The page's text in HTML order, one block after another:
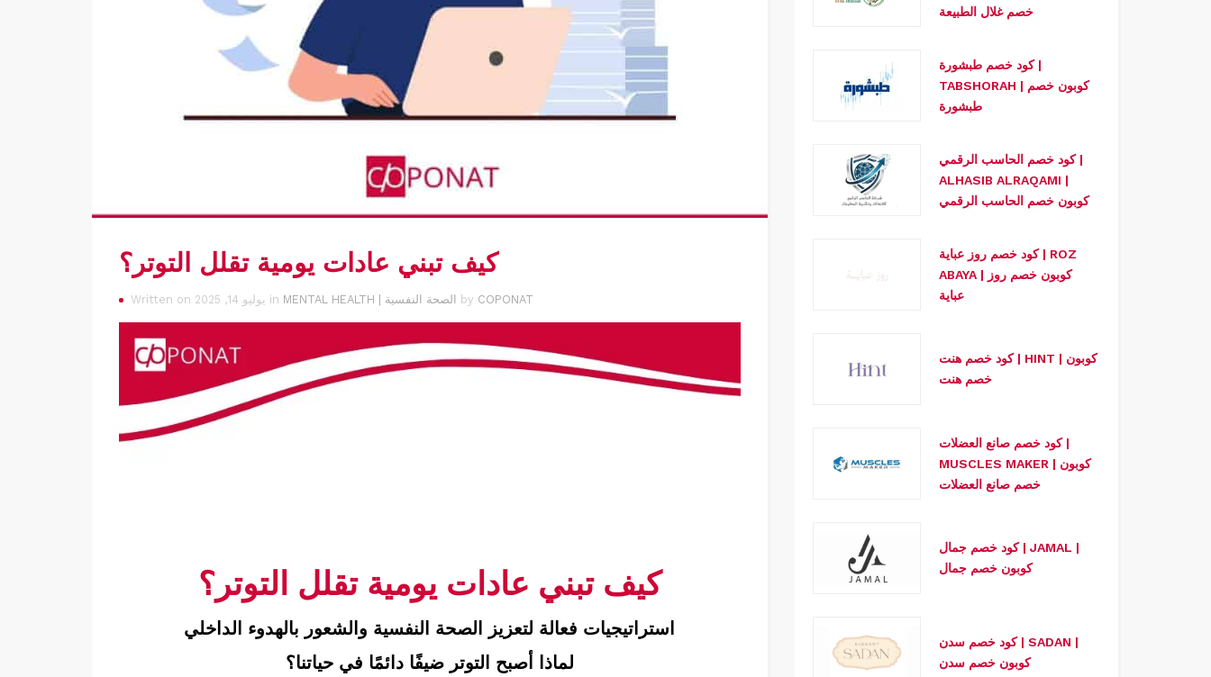
كيف تبني عادات يومية تقلل التوتر؟
Written on يوليو 14, 2025 in MENTAL HEALTH | الصحة النفسية by COPONAT
كيف تبني عادات يومية تقلل التوتر؟
استراتيجيات فعالة لتعزيز الصحة النفسية والشعور بالهدوء الداخلي
لماذا أصبح التوتر ضيفًا دائمًا في حياتنا؟
خصم غلال الطبيعة
كود خصم طبشورة |
TABSHORAH | كوبون خصم
طبشورة
كود خصم الحاسب الرقمي |
ALHASIB ALRAQAMI |
كوبون خصم الحاسب الرقمي
كود خصم روز عباية | ROZ
ABAYA | كوبون خصم روز
عباية
كود خصم هنت | HINT | كوبون
خصم هنت
كود خصم صانع العضلات |
MUSCLES MAKER | كوبون
خصم صانع العضلات
كود خصم جمال | JAMAL |
كوبون خصم جمال
كود خصم سدن | SADAN |
كوبون خصم سدن